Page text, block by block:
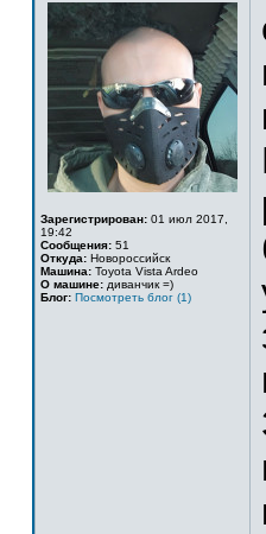
Зарегистрирован: 01 июл 2017,
19:42
Сообщения: 51
Откуда: Новороссийск
Машина: Toyota Vista Ardeo
О машине: диванчик =)
Блог: Посмотреть блог (1)